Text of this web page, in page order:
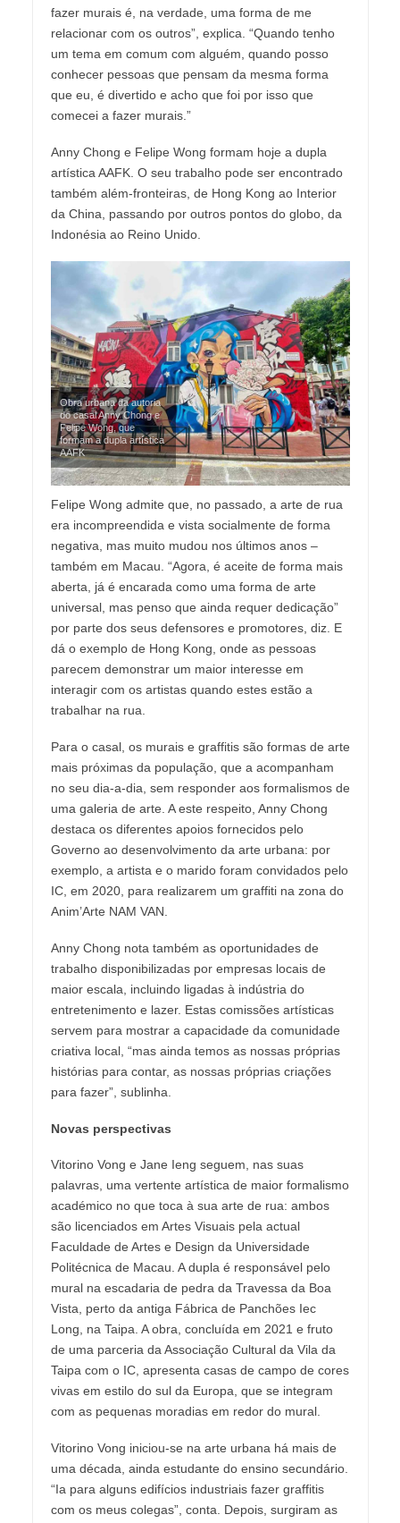
fazer murais é, na verdade, uma forma de me
relacionar com os outros”, explica. “Quando tenho
um tema em comum com alguém, quando posso
conhecer pessoas que pensam da mesma forma
que eu, é divertido e acho que foi por isso que
comecei a fazer murais.”
Anny Chong e Felipe Wong formam hoje a dupla
artística AAFK. O seu trabalho pode ser encontrado
também além-fronteiras, de Hong Kong ao Interior
da China, passando por outros pontos do globo, da
Indonésia ao Reino Unido.
Obra urbana da autoria
do casal Anny Chong e
Felipe Wong, que
formam a dupla artística
AAFK
Felipe Wong admite que, no passado, a arte de rua
era incompreendida e vista socialmente de forma
negativa, mas muito mudou nos últimos anos –
também em Macau. “Agora, é aceite de forma mais
aberta, já é encarada como uma forma de arte
universal, mas penso que ainda requer dedicação”
por parte dos seus defensores e promotores, diz. E
dá o exemplo de Hong Kong, onde as pessoas
parecem demonstrar um maior interesse em
interagir com os artistas quando estes estão a
trabalhar na rua.
Para o casal, os murais e graffitis são formas de arte
mais próximas da população, que a acompanham
no seu dia-a-dia, sem responder aos formalismos de
uma galeria de arte. A este respeito, Anny Chong
destaca os diferentes apoios fornecidos pelo
Governo ao desenvolvimento da arte urbana: por
exemplo, a artista e o marido foram convidados pelo
IC, em 2020, para realizarem um graffiti na zona do
Anim’Arte NAM VAN.
Anny Chong nota também as oportunidades de
trabalho disponibilizadas por empresas locais de
maior escala, incluindo ligadas à indústria do
entretenimento e lazer. Estas comissões artísticas
servem para mostrar a capacidade da comunidade
criativa local, “mas ainda temos as nossas próprias
histórias para contar, as nossas próprias criações
para fazer”, sublinha.
Novas perspectivas
Vitorino Vong e Jane Ieng seguem, nas suas
palavras, uma vertente artística de maior formalismo
académico no que toca à sua arte de rua: ambos
são licenciados em Artes Visuais pela actual
Faculdade de Artes e Design da Universidade
Politécnica de Macau. A dupla é responsável pelo
mural na escadaria de pedra da Travessa da Boa
Vista, perto da antiga Fábrica de Panchões Iec
Long, na Taipa. A obra, concluída em 2021 e fruto
de uma parceria da Associação Cultural da Vila da
Taipa com o IC, apresenta casas de campo de cores
vivas em estilo do sul da Europa, que se integram
com as pequenas moradias em redor do mural.
Vitorino Vong iniciou-se na arte urbana há mais de
uma década, ainda estudante do ensino secundário.
“Ia para alguns edifícios industriais fazer graffitis
com os meus colegas”, conta. Depois, surgiram as